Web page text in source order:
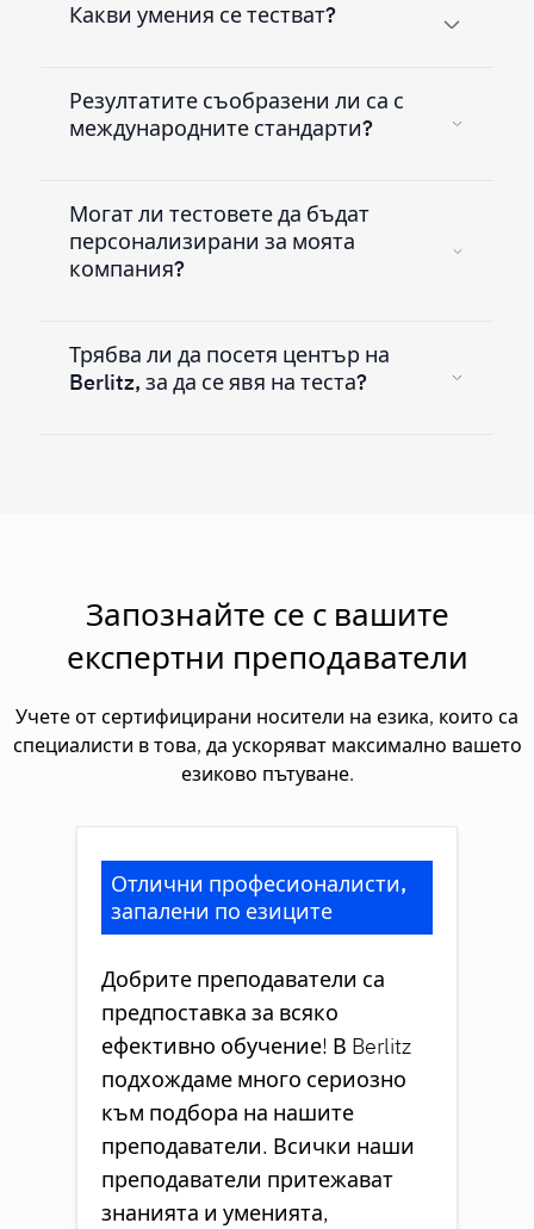
Какви умения се тестват?
Резултатите съобразени ли са с
международните стандарти?
Могат ли тестовете да бъдат
персонализирани за моята
компания?
Трябва ли да посетя център на
Berlitz, за да се явя на теста?
Запознайте се с вашите
експертни преподаватели
Учете от сертифицирани носители на езика, които са
специалисти в това, да ускоряват максимално вашето
езиково пътуване.
Отлични професионалисти,
запалени по езиците
Добрите преподаватели са
предпоставка за всяко
ефективно обучение! В Berlitz
подхождаме много сериозно
към подбора на нашите
преподаватели. Всички наши
преподаватели притежават
знанията и уменията,